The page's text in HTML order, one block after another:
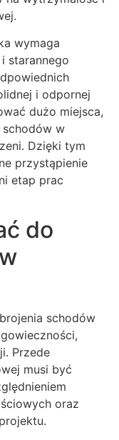
wymaga
starannego
i odpornej
dużo miejsca,
w
Dzięki tym
przystąpienie
etap prac
do
schodów
Przede
musi być
oraz